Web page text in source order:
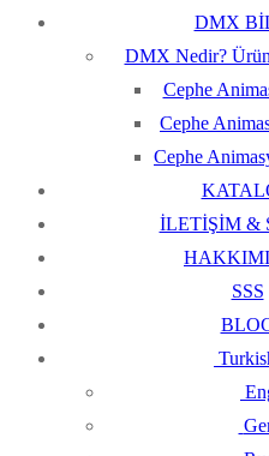
DMX
DMX Nedir?
Cephe
Cephe
Cephe
İLETİŞİM &
SSS